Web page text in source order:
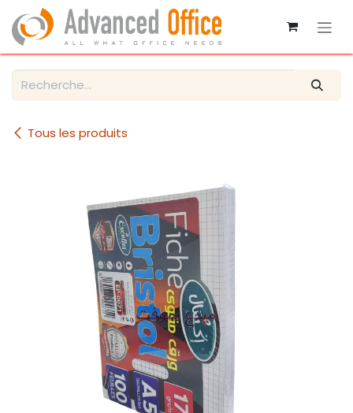
Se rendre au contenu
Tous les produits